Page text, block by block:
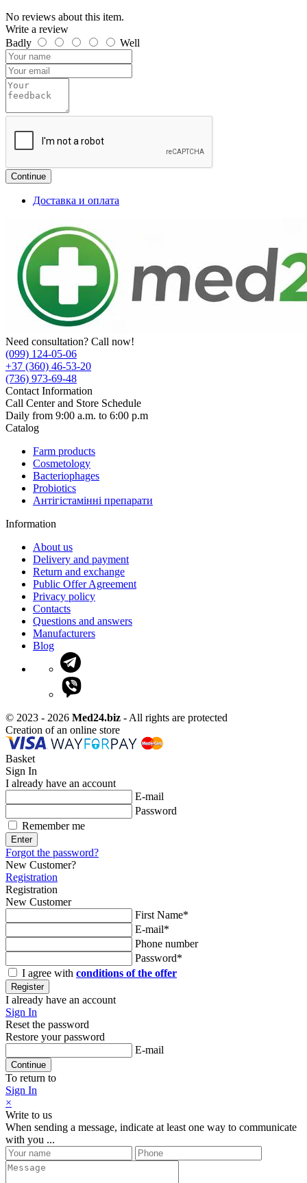
No reviews about this item.
Write a review
Badly
Well
Continue
Доставка и оплата
Need consultation? Call now!
(099) 124-05-06
+37 (360) 46-53-20
(736) 973-69-48
Contact Information
Call Center and Store Schedule
Daily from 9:00 a.m. to 6:00 p.m
Catalog
Farm products
Cosmetology
Bacteriophages
Probiotics
Антігістамінні препарати
Information
About us
Delivery and payment
Return and exchange
Public Offer Agreement
Privacy policy
Contacts
Questions and answers
Manufacturers
Blog
© 2023 - 2026 Med24.biz - All rights are protected
Creation of an online store
Basket
Sign In
I already have an account
E-mail
Password
Remember me
Enter
Forgot the password?
New Customer?
Registration
Registration
New Customer
First Name*
E-mail*
Phone number
Password*
I agree with conditions of the offer
Register
I already have an account
Sign In
Reset the password
Restore your password
E-mail
Continue
To return to
Sign In
×
Write to us
When sending a message, indicate at least one way to communicate
with you ...